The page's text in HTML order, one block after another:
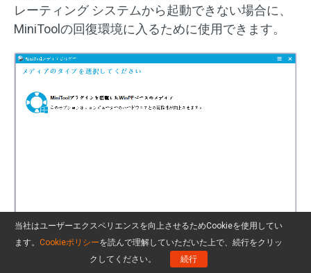
レーティング システムから起動できない場合に、
MiniToolの回復環境に入るために使用できます。
当社はユーザーエクスペリエンスを向上させるためCookieを使用してい
ます。 Cookieポリシーを読んで理解していただいた上で、続行をクリッ
クしてください。
続行